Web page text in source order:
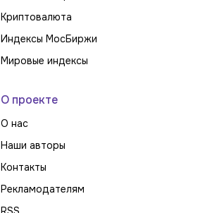
Криптовалюта
Индексы МосБиржи
Мировые индексы
О проекте
О нас
Наши авторы
Контакты
Рекламодателям